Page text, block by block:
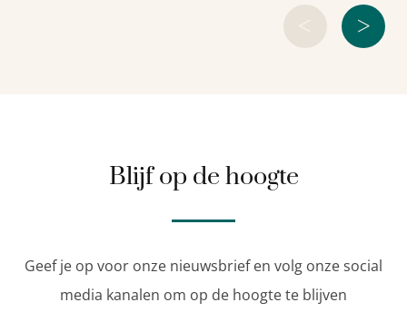
< >
Blijf op de hoogte
Geef je op voor onze nieuwsbrief en volg onze social
media kanalen om op de hoogte te blijven